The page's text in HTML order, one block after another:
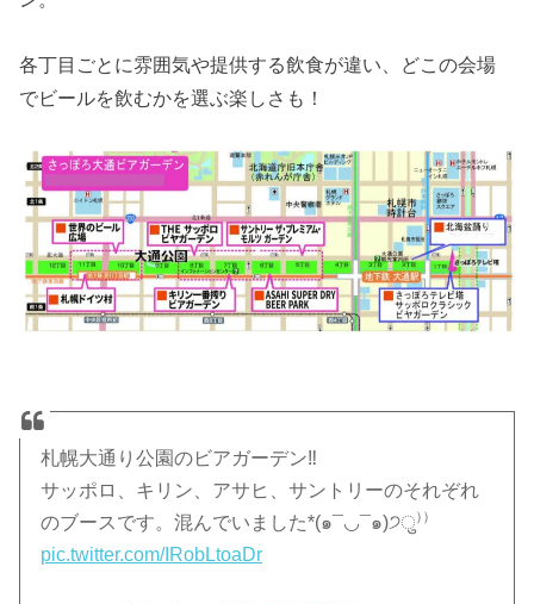
各丁目ごとに雰囲気や提供する飲食が違い、どこの会場
でビールを飲むかを選ぶ楽しさも！
札幌大通り公園のビアガーデン‼︎
サッポロ、キリン、アサヒ、サントリーのそれぞれ
のブースです。混んでいました*(๑¯◡¯๑)੭ु⁾⁾
pic.twitter.com/IRobLtoaDr